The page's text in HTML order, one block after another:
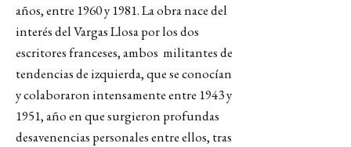
años, entre 1960 y 1981. La obra nace del
interés del Vargas Llosa por los dos
escritores franceses, ambos militantes de
tendencias de izquierda, que se conocían
y colaboraron intensamente entre 1943 y
1951, año en que surgieron profundas
desavenencias personales entre ellos, tras